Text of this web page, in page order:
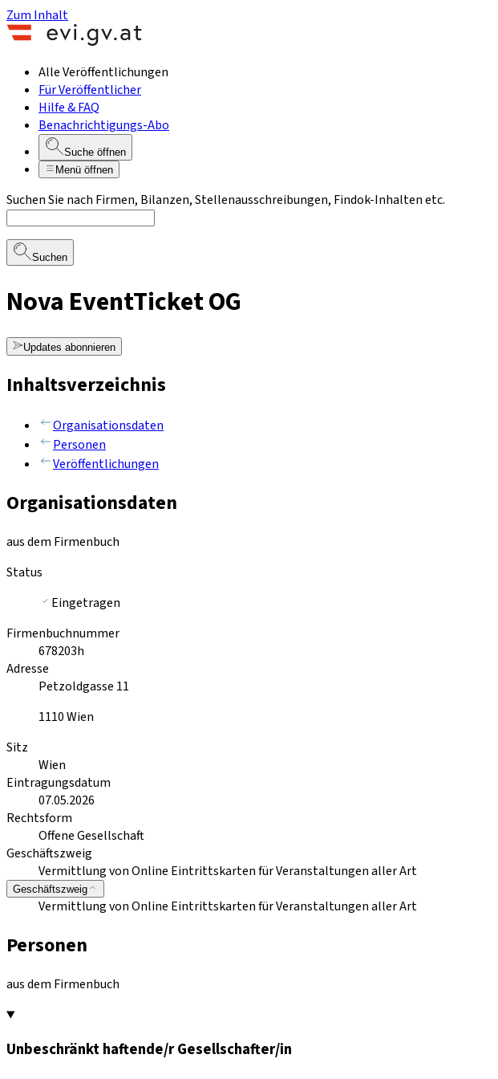
Zum Inhalt
Alle Veröffentlichungen
Für Veröffentlicher
Hilfe & FAQ
Benachrichtigungs-Abo
Suche öffnen
Menü öffnen
Suchen Sie nach Firmen, Bilanzen, Stellenausschreibungen, Findok-Inhalten etc.
Suchen
Nova EventTicket OG
Updates abonnieren
Inhaltsverzeichnis
Organisationsdaten
Personen
Veröffentlichungen
Organisationsdaten
aus dem Firmenbuch
Status
Eingetragen
Firmenbuchnummer
678203h
Adresse
Petzoldgasse 11
1110Wien
Sitz
Wien
Eintragungsdatum
07.05.2026
Rechtsform
Offene Gesellschaft
Geschäftszweig
Vermittlung von Online Eintrittskarten für Veranstaltungen aller Art
Geschäftszweig
Vermittlung von Online Eintrittskarten für Veranstaltungen aller Art
Personen
aus dem Firmenbuch
Unbeschränkt haftende/r Gesellschafter/in